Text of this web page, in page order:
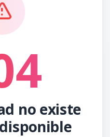
no existe